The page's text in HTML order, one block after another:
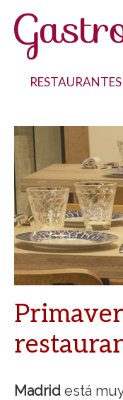
RESTAURANTES
Madrid está